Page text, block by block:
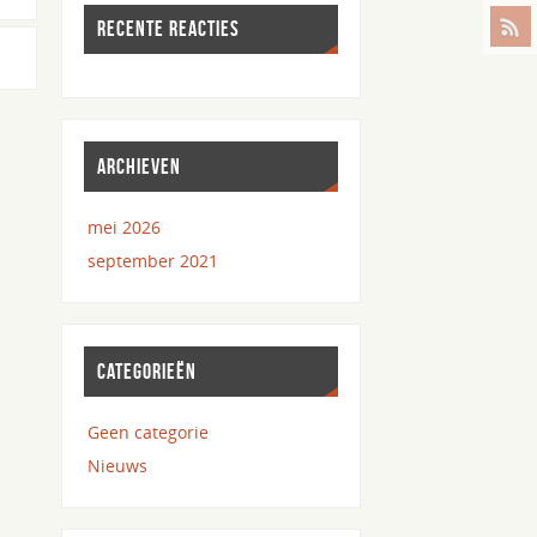
RECENTE REACTIES
ARCHIEVEN
mei 2026
september 2021
CATEGORIEËN
Geen categorie
Nieuws